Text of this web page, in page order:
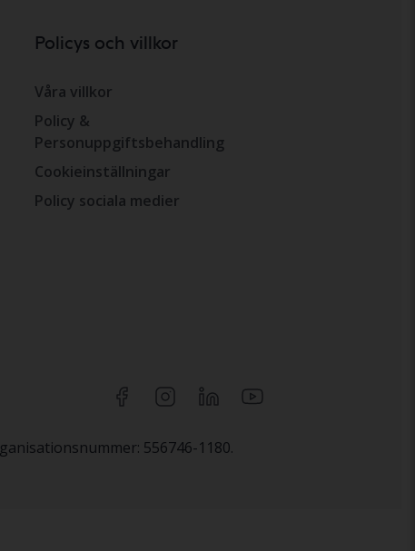
Policys och villkor
Våra villkor
Policy &
Personuppgiftsbehandling
Cookieinställningar
Policy sociala medier
556746-1180.